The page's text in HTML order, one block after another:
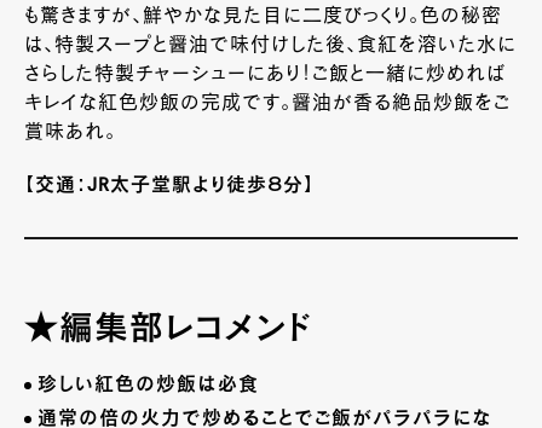
も驚きますが、鮮やかな見た目に二度びっくり。色の秘密
は、特製スープと醤油で味付けした後、食紅を溶いた水に
さらした特製チャーシューにあり！ご飯と一緒に炒めれば
キレイな紅色炒飯の完成です。醤油が香る絶品炒飯をご
賞味あれ。
【交通：JR太子堂駅より徒歩８分】
★編集部レコメンド
珍しい紅色の炒飯は必食
通常の倍の火力で炒めることでご飯がパラパラにな